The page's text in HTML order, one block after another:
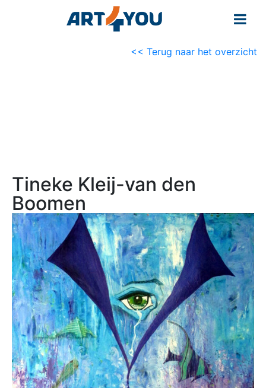
<< Terug naar het overzicht
Tineke Kleij-van den
Boomen